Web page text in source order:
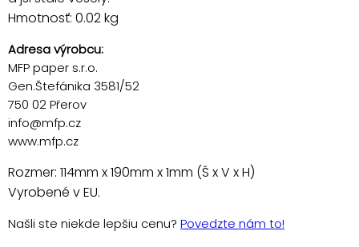
Hmotnosť: 0.02 kg
Adresa výrobcu:
MFP paper s.r.o.
Gen.Štefánika 3581/52
750 02 Přerov
info@mfp.cz
www.mfp.cz
Rozmer: 114mm x 190mm x 1mm (Š x V x H)
Vyrobené v EU.
Našli ste niekde lepšiu cenu? Povedzte nám to!